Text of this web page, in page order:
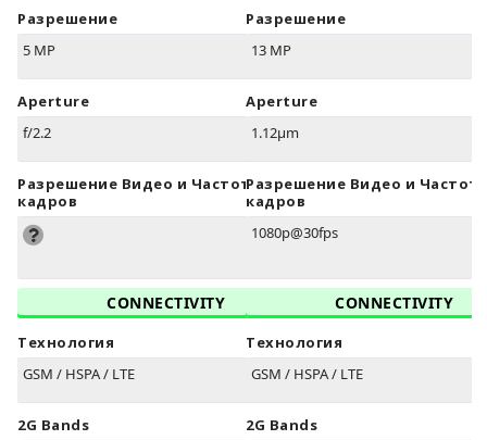
Разрешение
5 MP
Aperture
f/2.2
Разрешение Видео и Частота
кадров
CONNECTIVITY
Технология
GSM / HSPA / LTE
2G Bands
Разрешение
13 MP
Aperture
1.12µm
Разрешение Видео и Частота
кадров
1080p@30fps
CONNECTIVITY
Технология
GSM / HSPA / LTE
2G Bands